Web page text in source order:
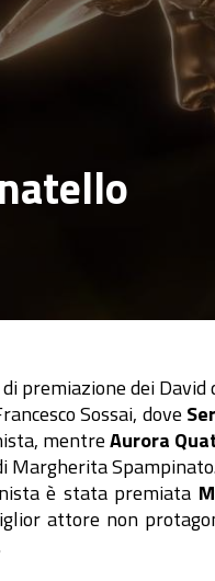
premiazione dei David
Sossai, dove
mentreAurora
Margherita
è stata premiata
attore non